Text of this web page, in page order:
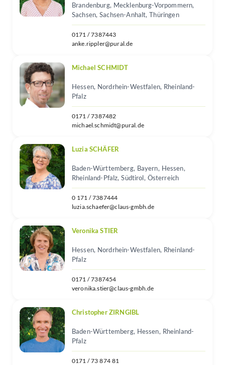
Brandenburg, Mecklenburg-Vorpommern,
Sachsen, Sachsen-Anhalt, Thüringen
0171 / 7387443
anke.rippler@pural.de
Michael SCHMIDT
Hessen, Nordrhein-Westfalen, Rheinland-
Pfalz
0171 / 7387482
michael.schmidt@pural.de
Luzia SCHÄFER
Baden-Württemberg, Bayern, Hessen,
Rheinland-Pfalz, Südtirol, Österreich
0 171 / 7387444
luzia.schaefer@claus-gmbh.de
Veronika STIER
Hessen, Nordrhein-Westfalen, Rheinland-
Pfalz
0171 / 7387454
veronika.stier@claus-gmbh.de
Christopher ZIRNGIBL
Baden-Württemberg, Hessen, Rheinland-
Pfalz
0171 / 73 874 81